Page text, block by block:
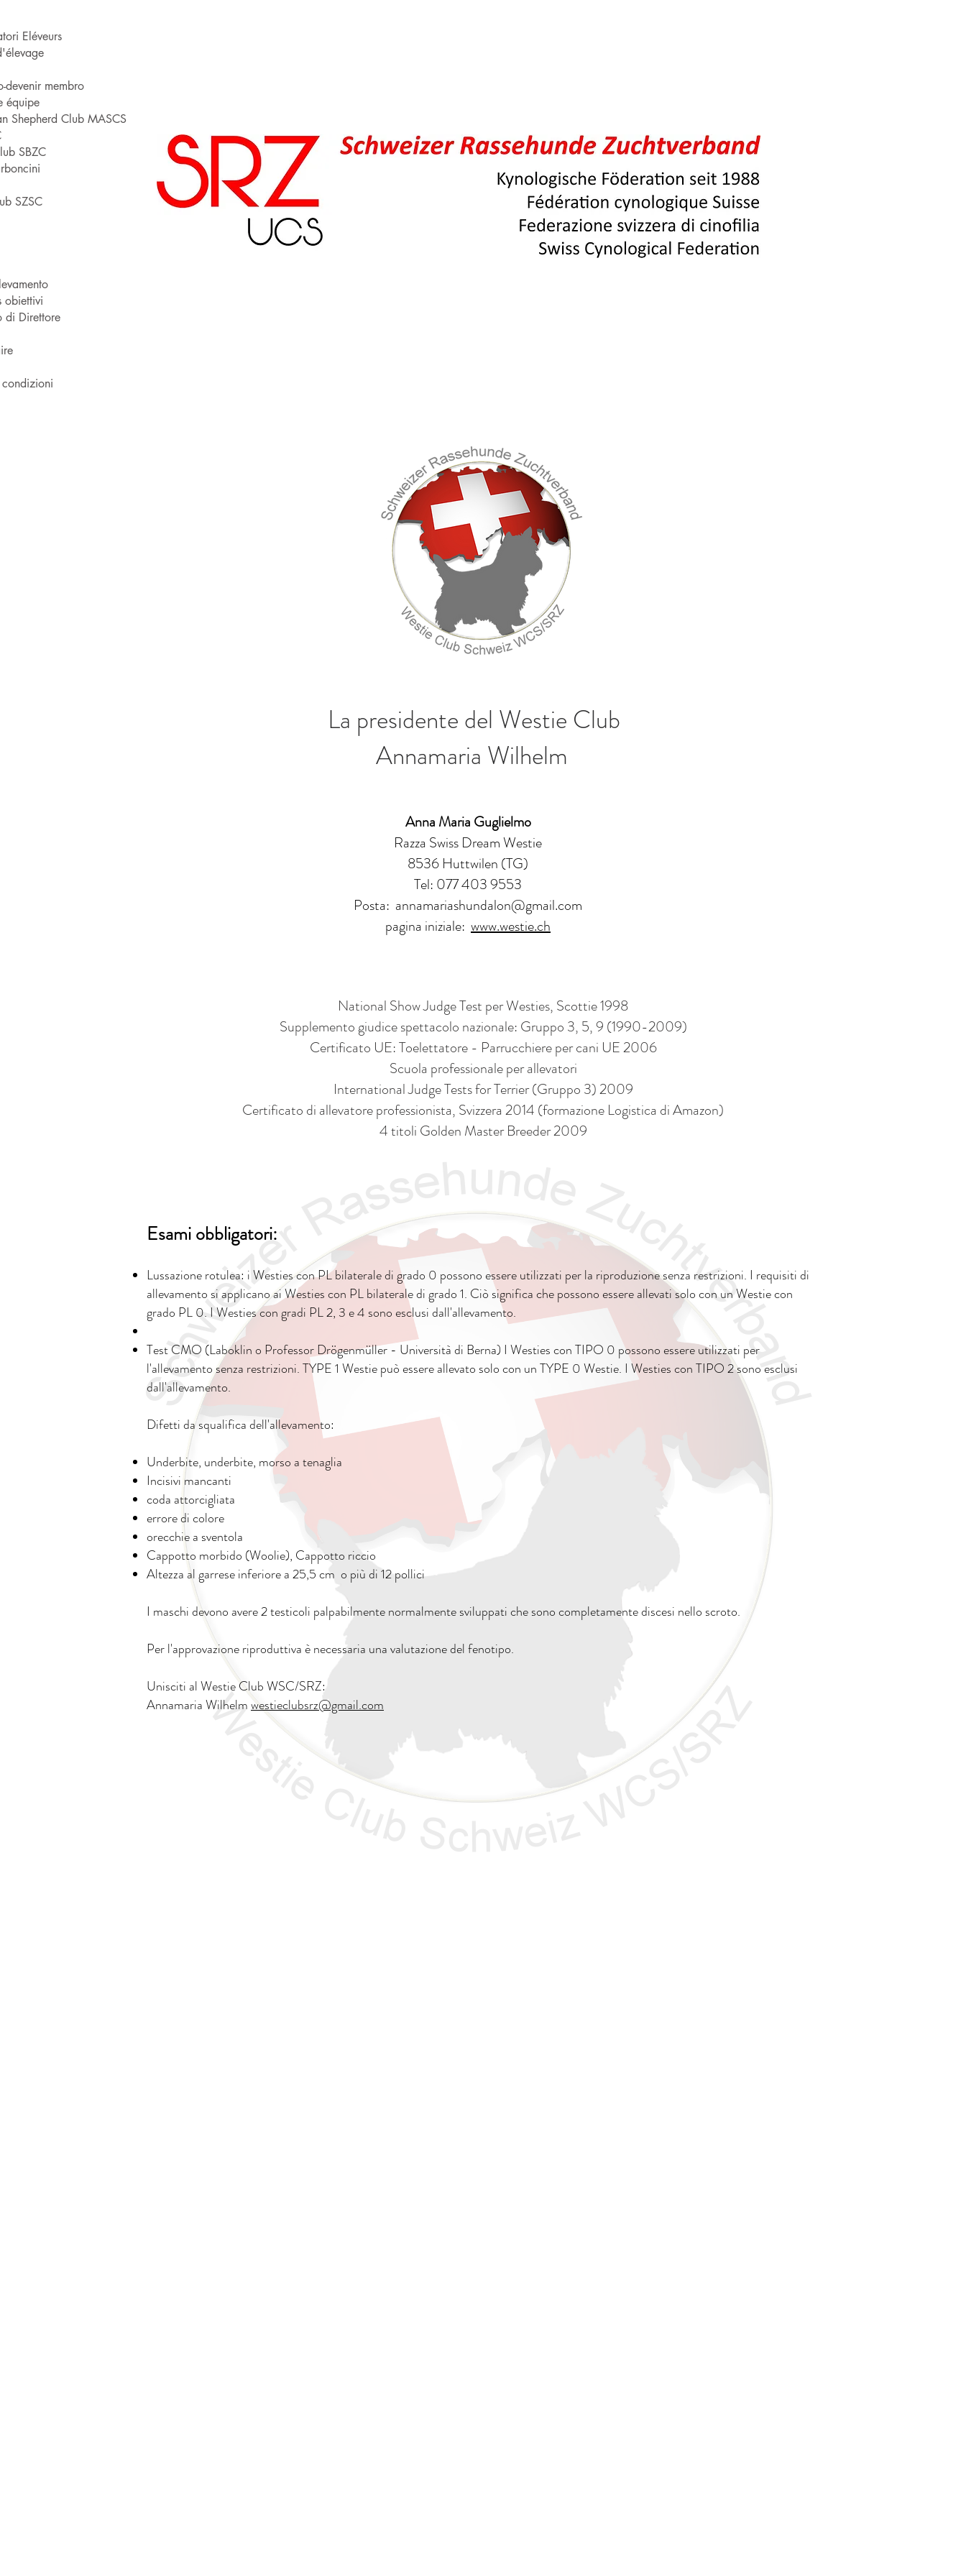
Eléveurs
devenir membro
équipe
Shepherd Club MASCS
SBZC
SZSC
obiettivi
di Direttore
condizioni
La presidente del Westie Club
Annamaria Wilhelm
Anna Maria Guglielmo
Razza Swiss Dream Westie
8536 Huttwilen (TG)
Tel: 077 403 9553
Posta: annamariashundalon@gmail.com
pagina iniziale: www.westie.ch
National Show Judge Test per Westies, Scottie 1998
Supplemento giudice spettacolo nazionale: Gruppo 3, 5, 9 (1990-2009)
Certificato UE: Toelettatore - Parrucchiere per cani UE 2006
Scuola professionale per allevatori
International Judge Tests for Terrier (Gruppo 3) 2009
Certificato di allevatore professionista, Svizzera 2014 (formazione Logistica di Amazon)
4 titoli Golden Master Breeder 2009
Esami obbligatori:
Lussazione rotulea: i Westies con PL bilaterale di grado 0 possono essere utilizzati per la riproduzione senza restrizioni. I requisiti di
allevamento si applicano ai Westies con PL bilaterale di grado 1. Ciò significa che possono essere allevati solo con un Westie con
grado PL 0. I Westies con gradi PL 2, 3 e 4 sono esclusi dall'allevamento.
Test CMO (Laboklin o Professor Drögenmüller - Università di Berna) I Westies con TIPO 0 possono essere utilizzati per
l'allevamento senza restrizioni. TYPE 1 Westie può essere allevato solo con un TYPE 0 Westie. I Westies con TIPO 2 sono esclusi
dall'allevamento.
Difetti da squalifica dell'allevamento:
Underbite, underbite, morso a tenaglia
Incisivi mancanti
coda attorcigliata
errore di colore
orecchie a sventola
Cappotto morbido (Woolie), Cappotto riccio
Altezza al garrese inferiore a 25,5 cm o più di 12 pollici
I maschi devono avere 2 testicoli palpabilmente normalmente sviluppati che sono completamente discesi nello scroto.
Per l'approvazione riproduttiva è necessaria una valutazione del fenotipo.
Unisciti al Westie Club WSC/SRZ:
Annamaria Wilhelmwestieclubsrz@gmail.com